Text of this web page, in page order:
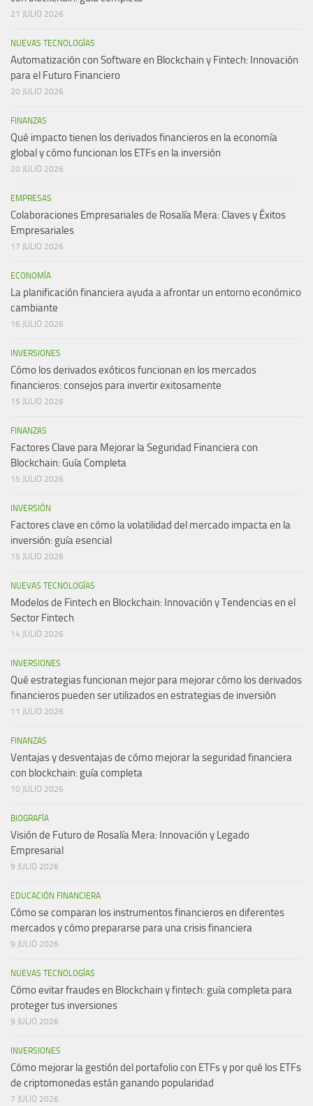
21 JULIO 2026
NUEVAS TECNOLOGÍAS
Automatización con Software en Blockchain y Fintech: Innovación
para el Futuro Financiero
20 JULIO 2026
FINANZAS
Qué impacto tienen los derivados financieros en la economía
global y cómo funcionan los ETFs en la inversión
20 JULIO 2026
EMPRESAS
Colaboraciones Empresariales de Rosalía Mera: Claves y Éxitos
Empresariales
17 JULIO 2026
ECONOMÍA
La planificación financiera ayuda a afrontar un entorno económico
cambiante
16 JULIO 2026
INVERSIONES
Cómo los derivados exóticos funcionan en los mercados
financieros: consejos para invertir exitosamente
15 JULIO 2026
FINANZAS
Factores Clave para Mejorar la Seguridad Financiera con
Blockchain: Guía Completa
15 JULIO 2026
INVERSIÓN
Factores clave en cómo la volatilidad del mercado impacta en la
inversión: guía esencial
15 JULIO 2026
NUEVAS TECNOLOGÍAS
Modelos de Fintech en Blockchain: Innovación y Tendencias en el
Sector Fintech
14 JULIO 2026
INVERSIONES
Qué estrategias funcionan mejor para mejorar cómo los derivados
financieros pueden ser utilizados en estrategias de inversión
11 JULIO 2026
FINANZAS
Ventajas y desventajas de cómo mejorar la seguridad financiera
con blockchain: guía completa
10 JULIO 2026
BIOGRAFÍA
Visión de Futuro de Rosalía Mera: Innovación y Legado
Empresarial
9 JULIO 2026
EDUCACIÓN FINANCIERA
Cómo se comparan los instrumentos financieros en diferentes
mercados y cómo prepararse para una crisis financiera
9 JULIO 2026
NUEVAS TECNOLOGÍAS
Cómo evitar fraudes en Blockchain y fintech: guía completa para
proteger tus inversiones
9 JULIO 2026
INVERSIONES
Cómo mejorar la gestión del portafolio con ETFs y por qué los ETFs
de criptomonedas están ganando popularidad
7 JULIO 2026